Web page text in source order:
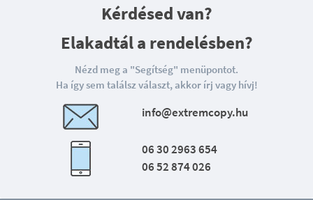
Kérdésed van?
Elakadtál a rendelésben?
Nézd meg a "Segítség" menüpontot.
Ha így sem találsz választ, akkor írj vagy hívj!
info@extremcopy.hu
06 30 2963 654
06 52 874 026